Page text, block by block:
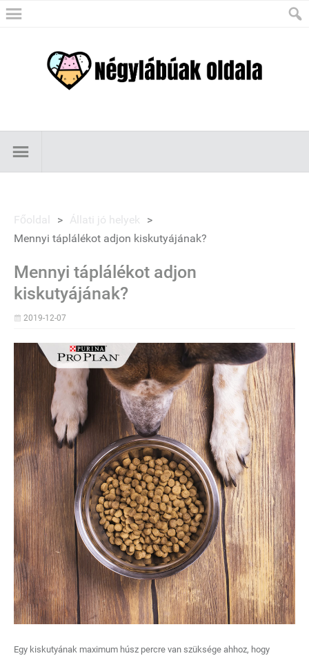
Főoldal > Állati jó helyek
>
Mennyi táplálékot adjon kiskutyájának?
Mennyi táplálékot adjon
kiskutyájának?
2019-12-07
Egy kiskutyának maximum húsz percre van szüksége ahhoz, hogy